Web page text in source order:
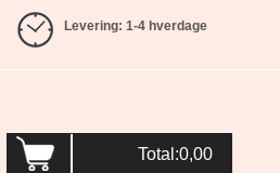
Levering: 1-4 hverdage
Total:0,00